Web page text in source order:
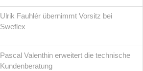
Ulrik Fauhlér übernimmt Vorsitz bei
Sweflex
Pascal Valenthin erweitert die technische
Kundenberatung